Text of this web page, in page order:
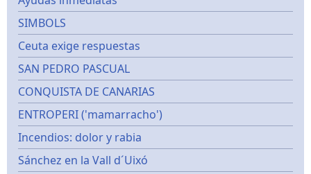
SIMBOLS
Ceuta exige respuestas
SAN PEDRO PASCUAL
CONQUISTA DE CANARIAS
ENTROPERI ('mamarracho')
Incendios: dolor y rabia
Sánchez en la Vall d´Uixó